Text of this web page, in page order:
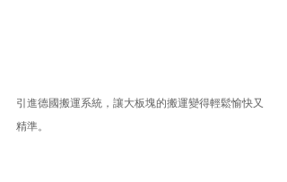
引進德國搬運系統，讓大板塊的搬運變得輕鬆愉快又
精準。